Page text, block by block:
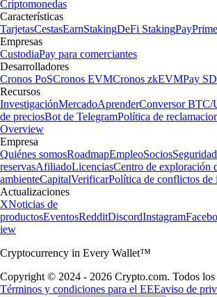
Criptomonedas
Características
TarjetasCestasEarnStakingDeFi StakingPayPrime
Empresas
CustodiaPay para comerciantes
Desarrolladores
Cronos PoSCronos EVMCronos zkEVMPay
Recursos
InvestigaciónMercadoAprenderConversor BTC/
de preciosBot de TelegramPolítica de
Overview
Empresa
Quiénes somosRoadmapEmpleoSociosSeguridad
reservasAfiliadoLicenciasCentro de exploración
ambienteCapitalVerificarPolítica de conflictos de
Actualizaciones
XNoticias de
productosEventosRedditDiscordInstagram
iew
Cryptocurrency in Every Wallet™
Copyright © 2024 - 2026 Crypto.com. Todos los
Términos y condiciones para el EEEaviso de